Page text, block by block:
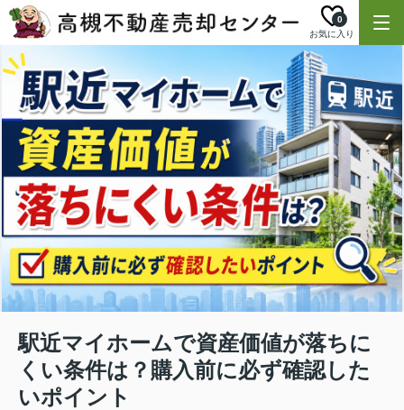
お気に入り
0
駅近マイホームで資産価値が落ちに
くい条件は？購入前に必ず確認した
いポイント